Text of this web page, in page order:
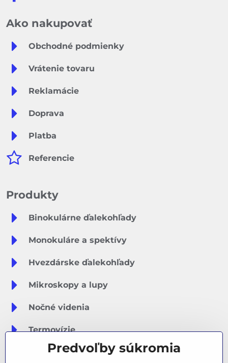
Ako nakupovať
Obchodné podmienky
Vrátenie tovaru
Reklamácie
Doprava
Platba
Referencie
Produkty
Binokulárne ďalekohľady
Monokuláre a spektívy
Hvezdárske ďalekohľady
Mikroskopy a lupy
Nočné videnia
Termovízie
Meteostanice
Predvoľby súkromia